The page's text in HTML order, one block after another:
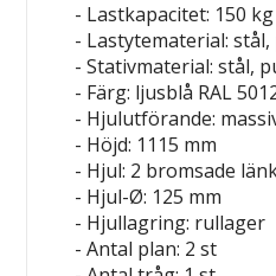
- Lastkapacitet: 150 kg
- Lastytematerial:
- Stativmaterial: stål,
- Färg: ljusblå RAL
- Hjulutförande:
- Höjd: 1115 mm
- Hjul: 2 bromsade
- Hjul-Ø: 125 mm
- Hjullagring: rullager
- Antal plan: 2 st